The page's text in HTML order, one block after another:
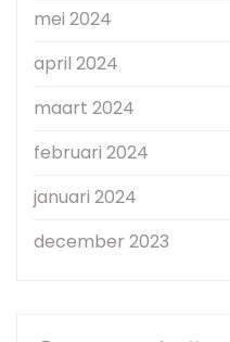
mei 2024
april 2024
maart 2024
februari 2024
januari 2024
december 2023